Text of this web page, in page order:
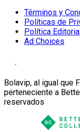
Términos y
Políticas de
Política
Ad Choices
Bolavip, al igual que
perteneciente a
reservados